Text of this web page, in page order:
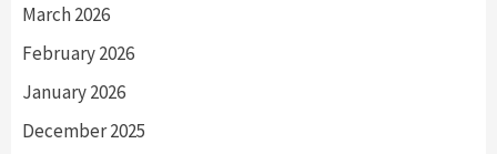
March 2026
February 2026
January 2026
December 2025